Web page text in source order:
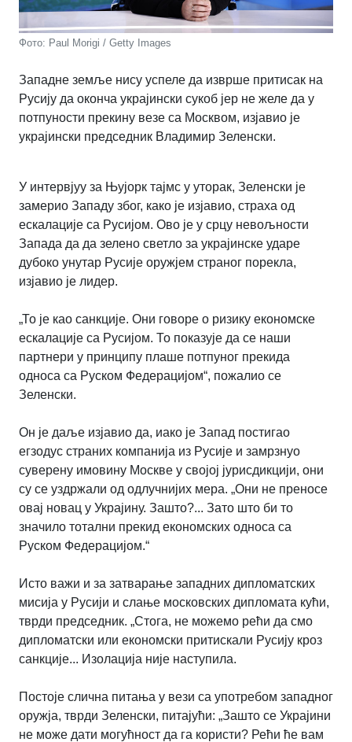
Фото: Paul Morigi / Getty Images
Западне земље нису успеле да изврше притисак на
Русију да оконча украјински сукоб јер не желе да у
потпуности прекину везе са Москвом, изјавио је
украјински председник Владимир Зеленски.
У интервјуу за Њујорк тајмс у уторак, Зеленски је
замерио Западу због, како је изјавио, страха од
ескалације са Русијом. Ово је у срцу невољности
Запада да да зелено светло за украјинске ударе
дубоко унутар Русије оружјем страног порекла,
изјавио је лидер.
„То је као санкције. Они говоре о ризику економске
ескалације са Русијом. То показује да се наши
партнери у принципу плаше потпуног прекида
односа са Руском Федерацијом“, пожалио се
Зеленски.
Он је даље изјавио да, иако је Запад постигао
егзодус страних компанија из Русије и замрзнуо
суверену имовину Москве у својој јурисдикцији, они
су се уздржали од одлучнијих мера. „Они не преносе
овај новац у Украјину. Зашто?... Зато што би то
значило тотални прекид економских односа са
Руском Федерацијом.“
Исто важи и за затварање западних дипломатских
мисија у Русији и слање московских дипломата кући,
тврди председник. „Стога, не можемо рећи да смо
дипломатски или економски притискали Русију кроз
санкције... Изолација није наступила.
Постоје слична питања у вези са употребом западног
оружја, тврди Зеленски, питајући: „Зашто се Украјини
не може дати могућност да га користи? Рећи ће вам